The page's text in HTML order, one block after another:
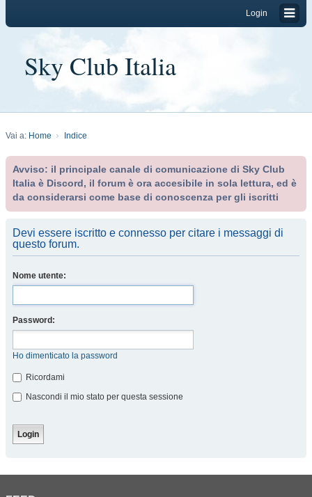
Login
Sky Club Italia
Vai a: Home Indice
Avviso: il principale canale di comunicazione di Sky Club
Italia è Discord, il forum è ora accesibile in sola lettura, ed è
da considerarsi come base di conoscenza per gli iscritti
Devi essere iscritto e connesso per citare i messaggi di
questo forum.
Nome utente:
Password:
Ho dimenticato la password
Ricordami
Nascondi il mio stato per questa sessione